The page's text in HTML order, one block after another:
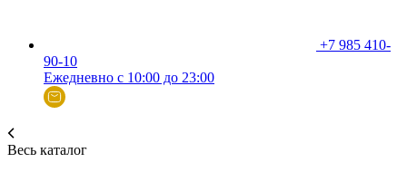
+7 985 410-
90-10
Ежедневно с 10:00 до 23:00
Весь каталог